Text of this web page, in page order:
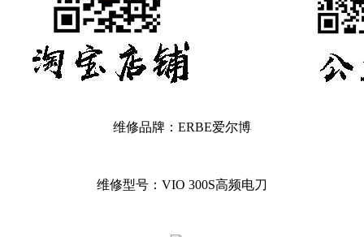
维修品牌：ERBE爱尔博
维修型号：VIO 300S高频电刀